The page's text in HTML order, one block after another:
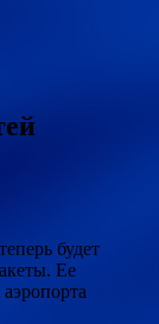
будет
Ее